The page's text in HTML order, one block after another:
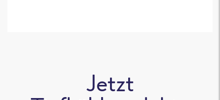
Jetzt